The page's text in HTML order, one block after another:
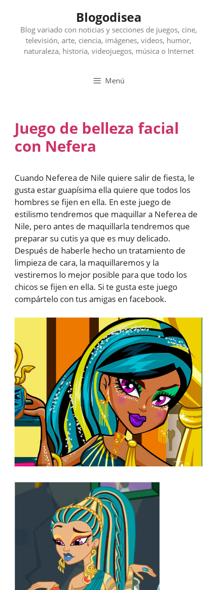
contenido
Blogodisea
Blog variado con noticias y secciones de juegos, cine,
televisión, arte, ciencia, imágenes, videos, humor,
naturaleza, historia, videojuegos, música o Internet
Menú
Juego de belleza facial
con Nefera
Cuando Neferea de Nile quiere salir de fiesta, le
gusta estar guapísima ella quiere que todos los
hombres se fijen en ella. En este juego de
estilismo tendremos que maquillar a Neferea de
Nile, pero antes de maquillarla tendremos que
preparar su cutis ya que es muy delicado.
Después de haberle hecho un tratamiento de
limpieza de cara, la maquillaremos y la
vestiremos lo mejor posible para que todo los
chicos se fijen en ella. Si te gusta este juego
compártelo con tus amigas en facebook.